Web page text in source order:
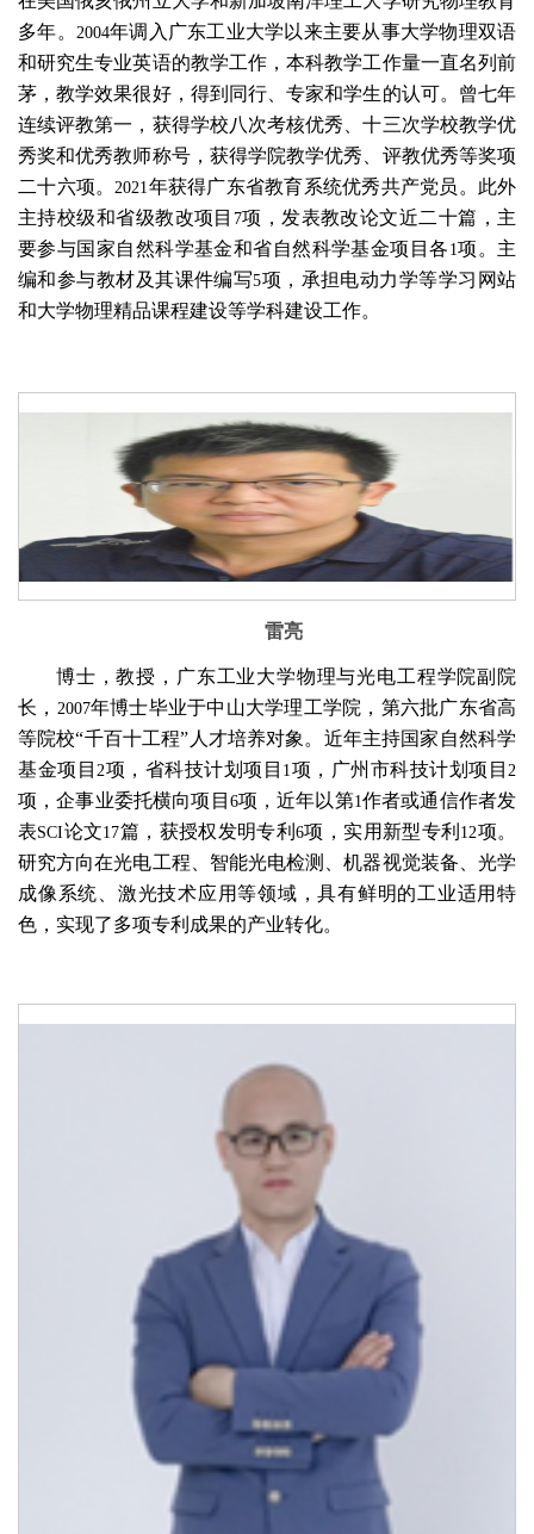
多年。 2004年调入广东工业大学以来主要从事大学物理双语
和研究生专业英语的教学工作，本科教学工作量一直名列前
茅，教学效果很好，得到同行、专家和学生的认可。 曾七年
连续评教第一，获得学校八次考核优秀、十三次学校教学优
秀奖和优秀教师称号，获得学院教学优秀、评教优秀等奖项
二十六项。 2021年获得广东省教育系统优秀共产党员。此外
主持校级和省级教改项目 7项，发表教改论文近二十篇，主
要参与国家自然科学基金和省自然科学基金项目各 1项。主
编和参与教材及其课件编写5项，承担电动力学等学习网站
和大学物理精品课程建设等学科建设工作。
雷亮
博士，教授，广东工业大学物理与光电工程学院副院
长， 2007年博士毕业于中山大学理工学院，第六批广东省高
等院校“千百十工程”人才培养对象。近年主持国家自然科学
基金项目 2项，省科技计划项目 1项，广州市科技计划项目 2
项，企事业委托横向项目 6项，近年以第1作者或通信作者发
表SCI论文17篇，获授权发明专利6项，实用新型专利 12项。
研究方向在光电工程、智能光电检测、机器视觉装备、光学
成像系统、激光技术应用等领域，具有鲜明的工业适用特
色，实现了多项专利成果的产业转化。